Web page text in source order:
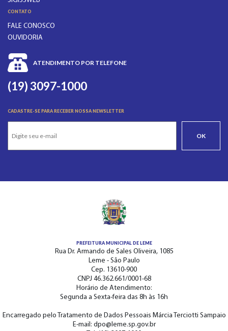
CONTATO
FALE CONOSCO
OUVIDORIA
ATENDIMENTO POR TELEFONE
(19) 3097-1000
CADASTRE-SE PARA RECEBER NOSSA NEWSLETTER
OK
PREFEITURA MUNICIPAL DE LEME
Rua Dr. Armando de Sales Oliveira, 1085
Leme - São Paulo
Cep. 13610-900
CNPJ 46.362.661/0001-68
Horário de Atendimento:
Segunda a Sexta-feira das 8h às 16h
Encarregado pelo Tratamento de Dados Pessoais Márcia Terciotti Sampaio
E-mail: dpo@leme.sp.gov.br